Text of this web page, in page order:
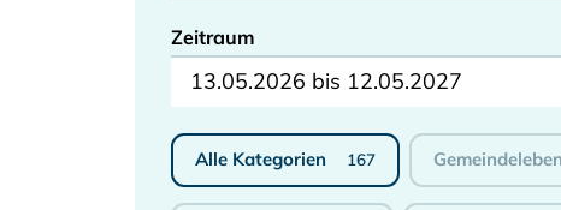
Zeitraum
13.05.2026 bis 12.05.2027
Alle Kategorien 167 Gemeindeleben